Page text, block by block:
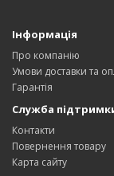
Інформація
Про компанію
Умови доставки та
Гарантія
Служба
Контакти
Повернення товару
Карта сайту